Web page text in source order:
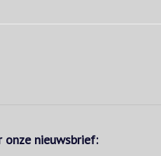
nieuwsbrief: